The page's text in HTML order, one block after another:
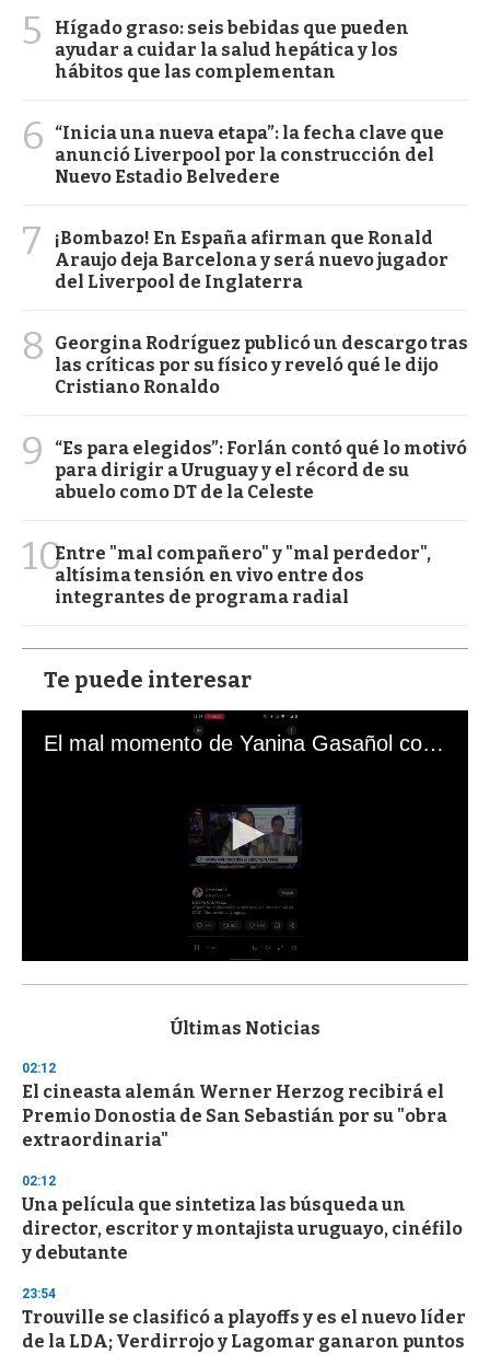
5
Hígado graso: seis bebidas que pueden
ayudar a cuidar la salud hepática y los
hábitos que las complementan
6
“Inicia una nueva etapa”: la fecha clave que
anunció Liverpool por la construcción del
Nuevo Estadio Belvedere
7
¡Bombazo! En España afirman que Ronald
Araujo deja Barcelona y será nuevo jugador
del Liverpool de Inglaterra
8
Georgina Rodríguez publicó un descargo tras
las críticas por su físico y reveló qué le dijo
Cristiano Ronaldo
9
“Es para elegidos”: Forlán contó qué lo motivó
para dirigir a Uruguay y el récord de su
abuelo como DT de la Celeste
10Entre "mal compañero" y "mal perdedor",
altísima tensión en vivo entre dos
integrantes de programa radial
Te puede interesar
El mal momento de Yanina Gasañol con un hincha argentino en "Subrayado"
s
d
s
o
f
3
s
e
c
o
n
d
Últimas Noticias
02:12
El cineasta alemán Werner Herzog recibirá el
Premio Donostia de San Sebastián por su "obra
extraordinaria"
02:12
Una película que sintetiza las búsqueda un
director, escritor y montajista uruguayo, cinéfilo
y debutante
23:54
Trouville se clasificó a playoffs y es el nuevo líder
de la LDA; Verdirrojo y Lagomar ganaron puntos